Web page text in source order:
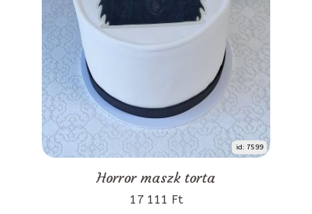
id: 7599
Horror maszk torta
17 111 Ft